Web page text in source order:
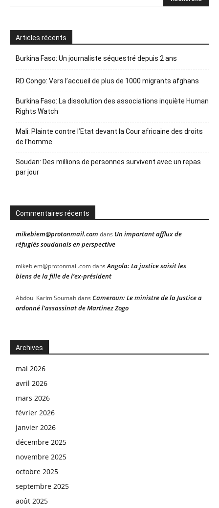
Articles récents
Burkina Faso: Un journaliste séquestré depuis 2 ans
RD Congo: Vers l’accueil de plus de 1000 migrants afghans
Burkina Faso: La dissolution des associations inquiète Human
Rights Watch
Mali: Plainte contre l’Etat devant la Cour africaine des droits
de l’homme
Soudan: Des millions de personnes survivent avec un repas
par jour
Commentaires récents
mikebiem@protonmail.com dans Un important afflux de
réfugiés soudanais en perspective
mikebiem@protonmail.comdansAngola: La justice saisit les
biens de la fille de l’ex-président
Abdoul Karim Soumahdans Cameroun: Le ministre de la Justice a
ordonné l’assassinat de Martinez Zogo
Archives
mai 2026
avril 2026
mars 2026
février 2026
janvier 2026
décembre 2025
novembre 2025
octobre 2025
septembre 2025
août 2025